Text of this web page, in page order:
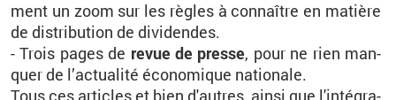
ment un zoom sur les règles à connaître en ma­tière
de dis­tri­bu­tion de di­vi­dendes.
- Trois pages de revue de presse, pour ne rien man­
quer de l’ac­tua­lité éco­no­mique na­tio­nale.
Tous ces ar­ticles et bien d'autres, ainsi que l'in­té­gra­